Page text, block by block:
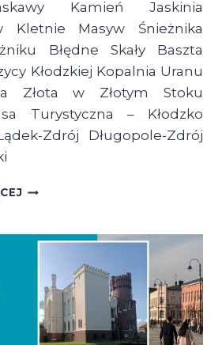
Kamień Jaskinia
Kletnie Masyw Śnieżnika
Błędne Skały Baszta
Kłodzkiej Kopalnia Uranu
Złota w Złotym Stoku
Turystyczna – Kłodzko
Zdrój Długopole-Zdrój
TOP
DOLNEGO